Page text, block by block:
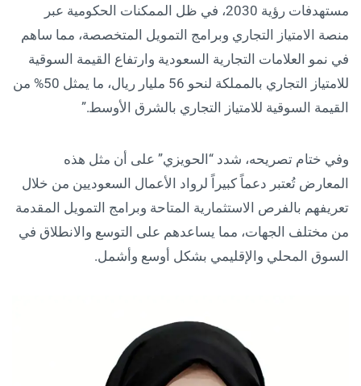
مستهدفات رؤية 2030، في ظل الممكنات الحكومية عبر
منصة الامتياز التجاري وبرامج التمويل المتخصصة، مما ساهم
في نمو العلامات التجارية السعودية وارتفاع القيمة السوقية
للامتياز التجاري بالمملكة لنحو 56 مليار ريال، ما يمثل 50% من
القيمة السوقية للامتياز التجاري بالشرق الأوسط.”
وفي ختام تصريحه، شدد “الحويزي” على أن مثل هذه
المعارض تُعتبر دعماً كبيراً لرواد الأعمال السعوديين من خلال
تعريفهم بالفرص الاستثمارية المتاحة وبرامج التمويل المقدمة
من مختلف الجهات، مما يساعدهم على التوسع والانطلاق في
السوق المحلي والإقليمي بشكل أوسع وأشمل.